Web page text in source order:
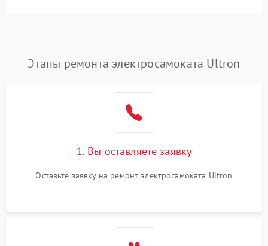
Этапы ремонта электросамоката Ultron
1. Вы оставляете заявку
Оставьте заявку на ремонт электросамоката Ultron